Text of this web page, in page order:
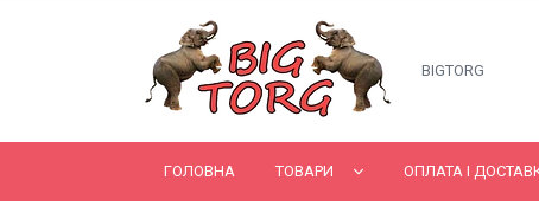
BIGTORG
ГОЛОВНА ТОВАРИ ОПЛАТА І